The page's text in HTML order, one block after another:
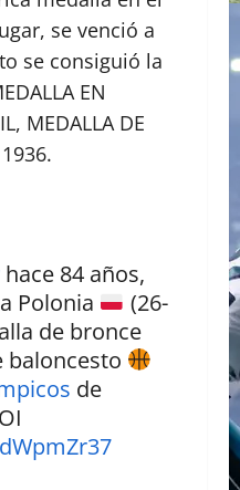
se venció a
se consiguió la
EN
MEDALLA DE
hace 84 años,
Polonia
(26-
de bronce
baloncesto
de